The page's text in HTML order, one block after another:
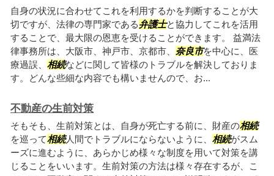
自身の状況に合わせてこれを利用するかを判断することが大
切ですが、法律の専門家である弁護士と協力してこれを活用
することで、最大限の恩恵を受けることができます。 益満法
律事務所は、大阪市、神戸市、京都市、 奈良市を中心に、医
療過誤、 相続などに関して皆様のトラブルを解決しておりま
す。どんな些細な内容でも構いませんので、お...
不動産の生前対策
そもそも、生前対策とは、自身が死亡する前に、財産の相続
を巡って相続人間でトラブルにならないように、 相続がスム
ーズに進むように、あらかじめ様々な制度を用いて対策を講
じることをいいます。生前対策の方法は様々存在するが、こ